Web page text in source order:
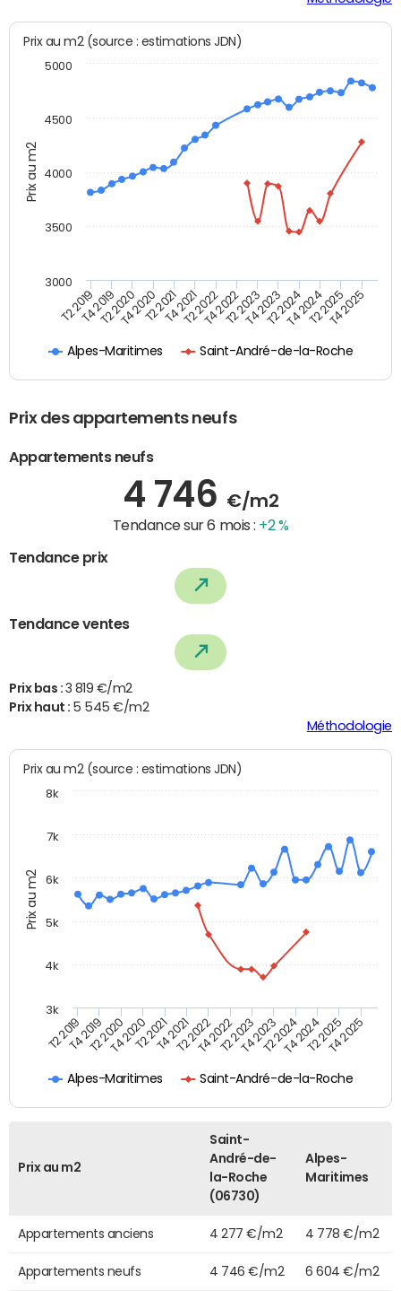
Prix au m2
Prix au m2 (source : estimations JDN)
Alpes-Maritimes Saint-André-de-la-Roche
T2 2019T4 2019T2 2020T4 2020T2 2021T4 2021T2 2022T4 2022T2 2023T4 2023T2 2024T4 2024T2 2025T4 2025
3000
3500
4000
4500
5000
Prix des appartements neufs
Appartements neufs
4 746 €/m2
Tendance sur 6 mois : +2 %
Tendance prix
Tendance ventes
Prix bas : 3 819 €/m2
Prix haut : 5 545 €/m2
Méthodologie
Prix au m2
Prix au m2 (source : estimations JDN)
Alpes-Maritimes Saint-André-de-la-Roche
T2 2019T4 2019T2 2020T4 2020T2 2021T4 2021T2 2022T4 2022T2 2023T4 2023T2 2024T4 2024T2 2025T4 2025
3k
4k
5k
6k
7k
8k
Prix au m2
Saint-
André-de-
la-Roche
(06730)
Alpes-
Maritimes
Appartements anciens 4 277 €/m2 4 778 €/m2
Appartements neufs 4 746 €/m2 6 604 €/m2